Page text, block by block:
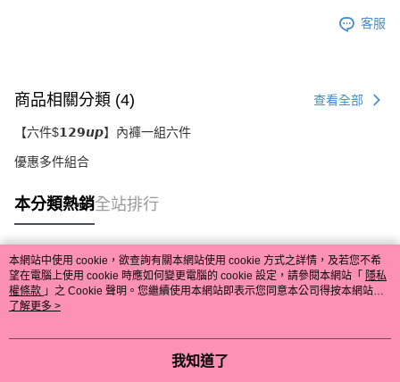
客服
商品相關分類 (4) 查看全部
【六件$𝟭𝟮𝟵𝙪𝙥】內褲一組六件
優惠多件組合
本分類熱銷全站排行
熱門標籤
本網站中使用 cookie，欲查詢有關本網站使用 cookie 方式之詳情，及若您不希
望在電腦上使用 cookie 時應如何變更電腦的 cookie 設定，請參閱本網站「 隱私
權條款 」之 Cookie 聲明。您繼續使用本網站即表示您同意本公司得按本網站使
用條款之 Cookie 聲明使用 cookie。
了解更多 >
我知道了